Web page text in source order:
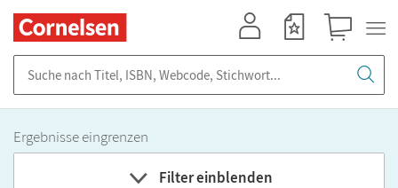
Ergebnisse eingrenzen
Filter einblenden